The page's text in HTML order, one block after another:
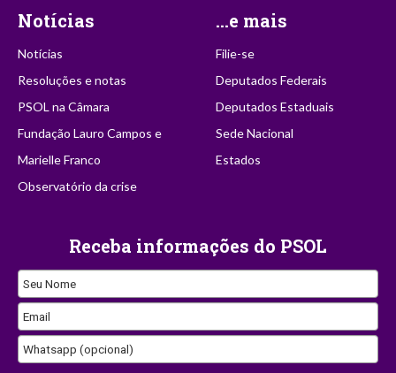
Notícias
Notícias
Resoluções e notas
PSOL na Câmara
Fundação Lauro Campos e
Marielle Franco
Observatório da crise
...e mais
Filie-se
Deputados Federais
Deputados Estaduais
Sede Nacional
Estados
Receba informações do PSOL
Seu Nome
Email
Whatsapp (opcional)